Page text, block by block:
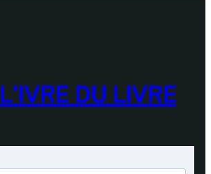
L'IVRE DU LIVRE